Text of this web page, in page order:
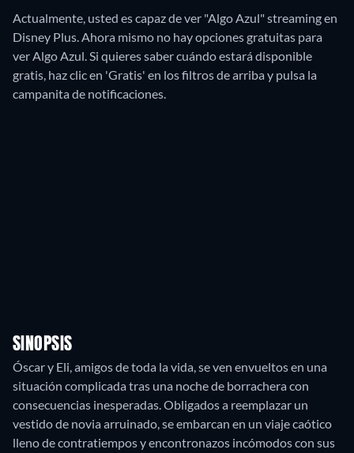
Actualmente, usted es capaz de ver "Algo Azul" streaming en
Disney Plus.Ahora mismo no hay opciones gratuitas para
ver Algo Azul. Si quieres saber cuándo estará disponible
gratis, haz clic en 'Gratis' en los filtros de arriba y pulsa la
campanita de notificaciones.
SINOPSIS
Óscar y Eli, amigos de toda la vida, se ven envueltos en una
situación complicada tras una noche de borrachera con
consecuencias inesperadas. Obligados a reemplazar un
vestido de novia arruinado, se embarcan en un viaje caótico
lleno de contratiempos y encontronazos incómodos con sus